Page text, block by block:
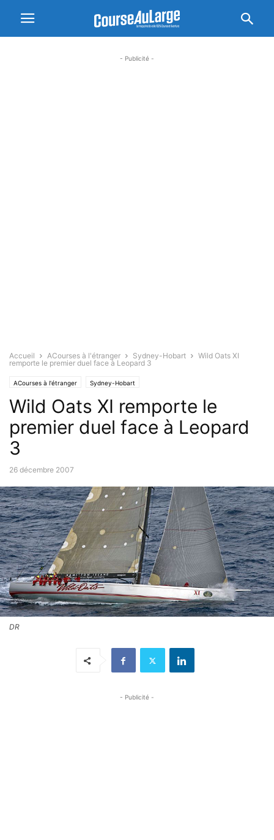
- Publicité -
Accueil ACourses à l'étranger Sydney-Hobart
Wild Oats XI
remporte le premier duel face à Leopard 3
ACourses à l'étranger Sydney-Hobart
Wild Oats XI remporte le
premier duel face à Leopard
3
26 décembre 2007
DR
- Publicité -